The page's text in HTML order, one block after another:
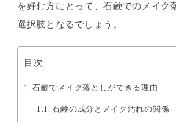
を好む方にとって、石鹸でのメイク
選択肢となるでしょう。
目次
石鹸でメイク落としができる理由
石鹸の成分とメイク汚れの関係